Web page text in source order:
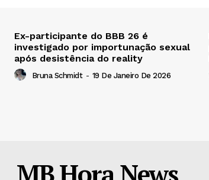
Ex-participante do BBB 26 é
investigado por importunação sexual
após desistência do reality
Bruna Schmidt - 19 De Janeiro De 2026